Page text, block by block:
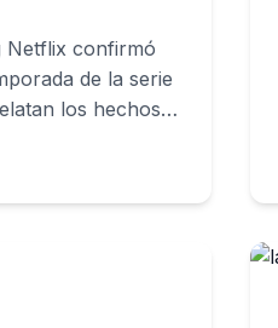
Netflix confirmó
de la serie
los hechos